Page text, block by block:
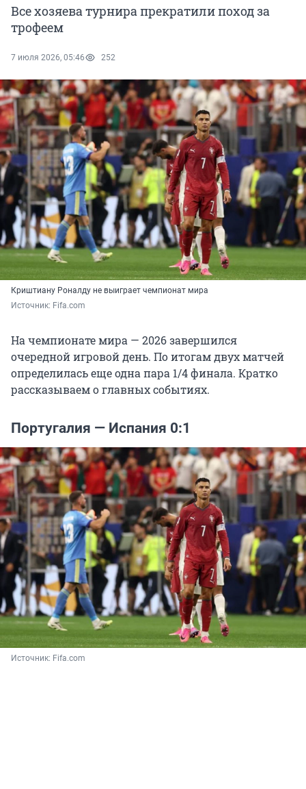
Все хозяева турнира прекратили поход за
трофеем
7 июля 2026, 05:46 252
Криштиану Роналду не выиграет чемпионат мира
Источник: Fifa.com
На чемпионате мира — 2026 завершился
очередной игровой день. По итогам двух матчей
определилась еще одна пара 1/4 финала. Кратко
рассказываем о главных событиях.
Португалия — Испания 0:1
Источник: Fifa.com